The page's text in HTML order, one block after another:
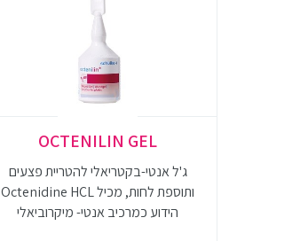
OCTENILIN GEL
ג'ל אנטי-בקטריאלי להטריית פצעים
ותוספת לחות, מכיל Octenidine HCL
הידוע כמרכיב אנטי- מיקרוביאלי